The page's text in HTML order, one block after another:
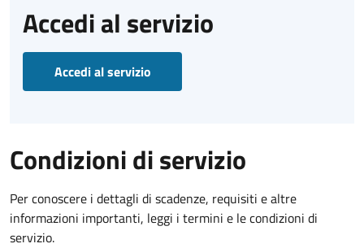
Accedi al servizio
Accedi al servizio
Condizioni di servizio
Per conoscere i dettagli di scadenze, requisiti e altre
informazioni importanti, leggi i termini e le condizioni di
servizio.